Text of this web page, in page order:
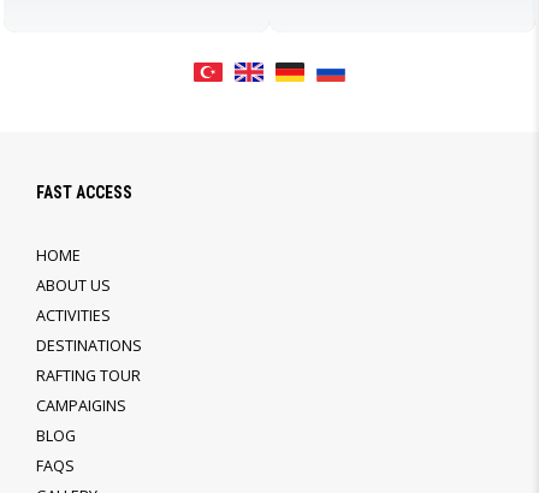
FAST ACCESS
HOME
ABOUT US
ACTIVITIES
DESTINATIONS
RAFTING TOUR
CAMPAIGINS
BLOG
FAQS